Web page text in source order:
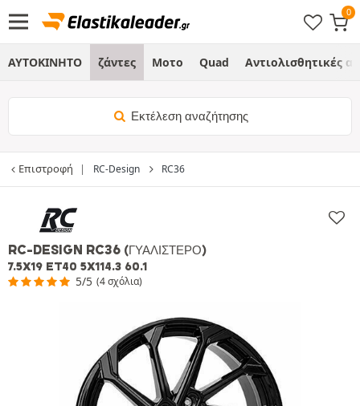
ΑΥΤΟΚΙΝΗΤΟ ζάντες Μοτο Quad Αντιολισθητικές
Εκτέλεση αναζήτησης
Επιστροφή RC-Design RC36
RC-DESIGN RC36 (ΓΥΑΛΙΣΤΕΡΌ)
7.5X19 ET40 5X114.3 60.1
5/5 (4 σχόλια)